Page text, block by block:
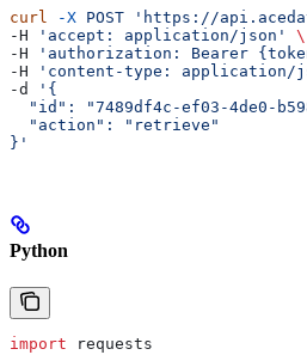
curl -X POST 'https://
-H
'accept: application/json'
\
-H
'authorization: Bearer
-H
'content-type: application/
-d
'{
"id": "7489df4c-ef03-4de0-
  "action": "retrieve"
}'
Python
import requests